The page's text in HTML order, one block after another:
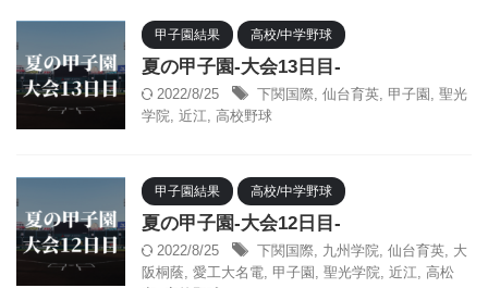
甲子園結果 高校/中学野球
夏の甲子園-大会13日目-
2022/8/25 下関国際, 仙台育英, 甲子園 , 聖光
学院, 近江, 高校野球
甲子園結果 高校/中学野球
夏の甲子園-大会12日目-
2022/8/25 下関国際, 九州学院, 仙台育英, 大
阪桐蔭, 愛工大名電, 甲子園 , 聖光学院, 近江, 高松